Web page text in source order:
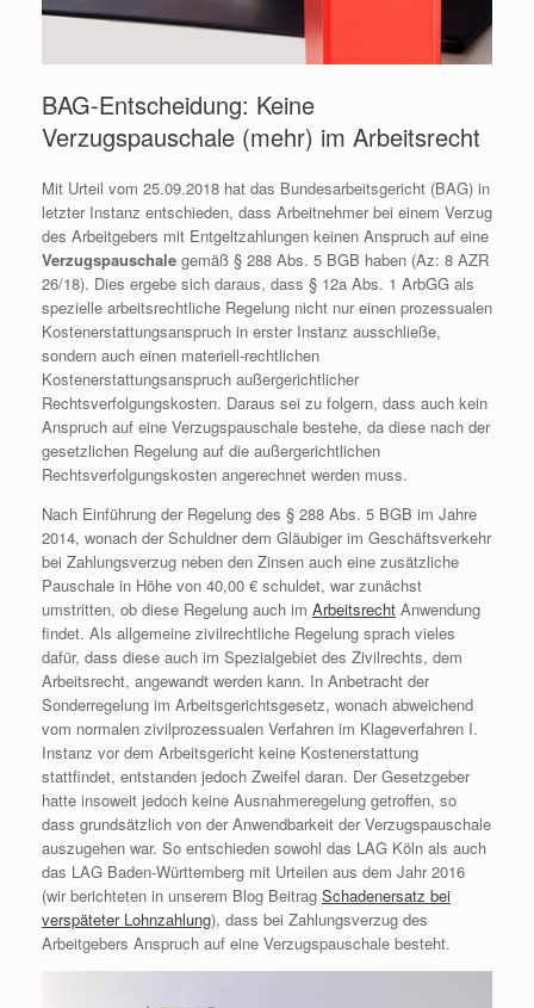
BAG-Entscheidung: Keine
Verzugspauschale (mehr) im Arbeitsrecht
Mit Urteil vom 25.09.2018 hat das Bundesarbeitsgericht (BAG) in
letzter Instanz entschieden, dass Arbeitnehmer bei einem Verzug
des Arbeitgebers mit Entgeltzahlungen keinen Anspruch auf eine
Verzugspauschale gemäß § 288 Abs. 5 BGB haben (Az: 8 AZR
26/18). Dies ergebe sich daraus, dass § 12a Abs. 1 ArbGG als
spezielle arbeitsrechtliche Regelung nicht nur einen prozessualen
Kostenerstattungsanspruch in erster Instanz ausschließe,
sondern auch einen materiell-rechtlichen
Kostenerstattungsanspruch außergerichtlicher
Rechtsverfolgungskosten. Daraus sei zu folgern, dass auch kein
Anspruch auf eine Verzugspauschale bestehe, da diese nach der
gesetzlichen Regelung auf die außergerichtlichen
Rechtsverfolgungskosten angerechnet werden muss.
Nach Einführung der Regelung des § 288 Abs. 5 BGB im Jahre
2014, wonach der Schuldner dem Gläubiger im Geschäftsverkehr
bei Zahlungsverzug neben den Zinsen auch eine zusätzliche
Pauschale in Höhe von 40,00 € schuldet, war zunächst
umstritten, ob diese Regelung auch im Arbeitsrecht Anwendung
findet. Als allgemeine zivilrechtliche Regelung sprach vieles
dafür, dass diese auch im Spezialgebiet des Zivilrechts, dem
Arbeitsrecht, angewandt werden kann. In Anbetracht der
Sonderregelung im Arbeitsgerichtsgesetz, wonach abweichend
vom normalen zivilprozessualen Verfahren im Klageverfahren I.
Instanz vor dem Arbeitsgericht keine Kostenerstattung
stattfindet, entstanden jedoch Zweifel daran. Der Gesetzgeber
hatte insoweit jedoch keine Ausnahmeregelung getroffen, so
dass grundsätzlich von der Anwendbarkeit der Verzugspauschale
auszugehen war. So entschieden sowohl das LAG Köln als auch
das LAG Baden-Württemberg mit Urteilen aus dem Jahr 2016
(wir berichteten in unserem Blog Beitrag Schadenersatz bei
verspäteter Lohnzahlung), dass bei Zahlungsverzug des
Arbeitgebers Anspruch auf eine Verzugspauschale besteht.